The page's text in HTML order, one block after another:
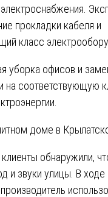
прокладки кабеля и
класс
уборка офисов и
на соответствующую
доме в
обнаружили,
и звуки улицы. В ходе